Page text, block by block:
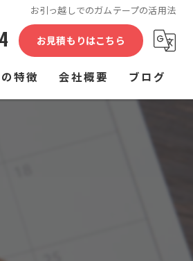
お引っ越しでのガムテープの活用法
お見積もりはこちら
特徴 会社概要 ブログ
コラム